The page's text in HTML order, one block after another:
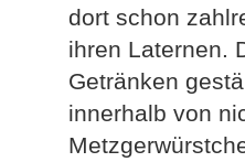
dort schon
ihren Laternen.
Getränken
innerhalb von